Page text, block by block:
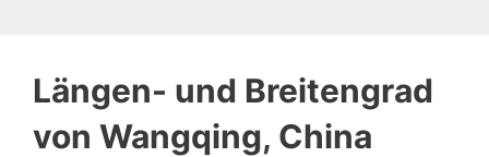
Längen- und Breitengrad
von Wangqing, China